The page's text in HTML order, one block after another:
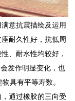
意抗震描绘及运用
耐久性好，抗低周
、耐水性均较好，
发作明显变化，也
具有平等寿数。
通过橡胶的三向受